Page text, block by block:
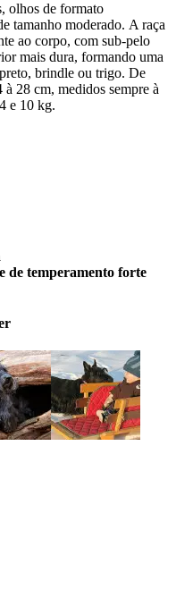
olhos de formato
tamanho moderado. A raça
ao corpo, com sub-pelo
mais dura, formando uma
brindle ou trigo. De
28 cm, medidos sempre à
e 10 kg.
de temperamento forte